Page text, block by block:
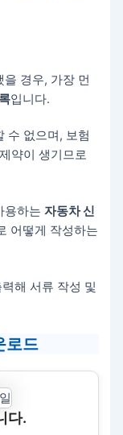
경우, 가장 먼
입니다.
수 없으며, 보험
약이 생기므로
용하는자동차 신
어떻게 작성하는
해 서류 작성 및
로드
다.